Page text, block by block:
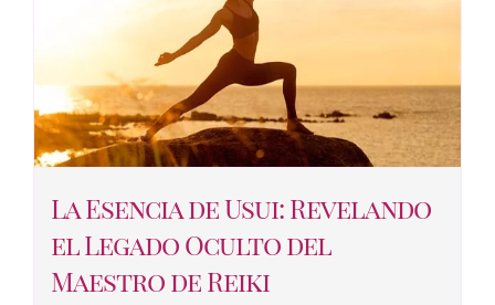
La Esencia de Usui: Revelando
el Legado Oculto del
Maestro de Reiki